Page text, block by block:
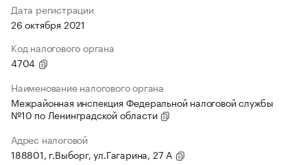
Дата регистрации
26 октября 2021
Код налогового органа
4704
Наименование налогового органа
Межрайонная инспекция Федеральной налоговой службы
№10 по Ленинградской области
Адрес налоговой
188801, г.Выборг, ул.Гагарина, 27 А